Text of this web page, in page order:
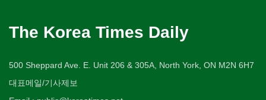
Ophthalmologist
Surgeon
의사-치과
Dentist/Dental Surgeon
Fashion/Boutique
Blanket
웨딩서비스
개인지도-미술/사진
Private Lesson-Art/Photograph
Private Lesson-Ballet/Dance
보석감정사
인쇄
장의사
스테이징 홈
전기공사/수리
Electric Work
자동차-판매/리스
자동차-견인
Towing
운동구/스포츠용품
취미/레저
Hobby/Leisure
Spring Water/Water Purifier
Buddhist Temple
한국일보 본사 및 지국
Shoe Repair
ETC
아파트
The Korea Times Daily
500 Sheppard Ave. E. Unit 206 & 305A, North York, ON M2N 6H7
대표메일/기사제보